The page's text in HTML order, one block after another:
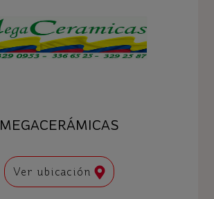
MEGACERÁMICAS
Ver ubicación